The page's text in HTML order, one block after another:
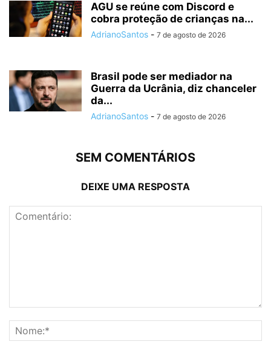
AGU se reúne com Discord e
cobra proteção de crianças na...
AdrianoSantos - 7 de agosto de 2026
Brasil pode ser mediador na
Guerra da Ucrânia, diz chanceler
da...
AdrianoSantos - 7 de agosto de 2026
SEM COMENTÁRIOS
DEIXE UMA RESPOSTA